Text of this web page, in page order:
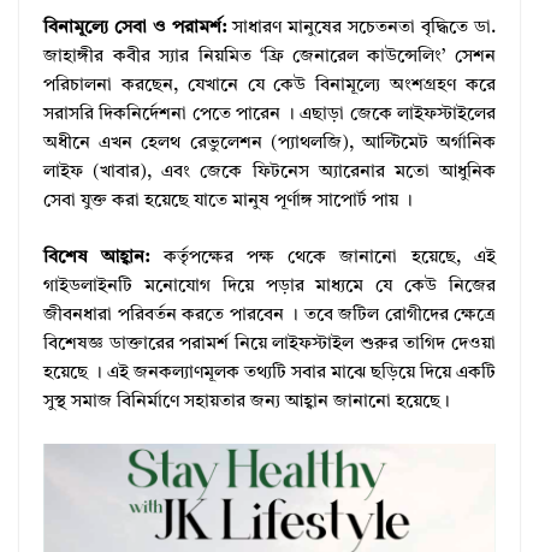
বিনামূল্যে সেবা ও পরামর্শ:সাধারণ মানুষের সচেতনতা বৃদ্ধিতে ডা.
জাহাঙ্গীর কবীর স্যার নিয়মিত ‘ফ্রি জেনারেল কাউন্সেলিং’ সেশন
পরিচালনা করছেন, যেখানে যে কেউ বিনামূল্যে অংশগ্রহণ করে
সরাসরি দিকনির্দেশনা পেতে পারেন ।এছাড়া জেকে লাইফস্টাইলের
অধীনে এখন হেলথ রেভুলেশন (প্যাথলজি), আল্টিমেট অর্গানিক
লাইফ (খাবার), এবং জেকে ফিটনেস অ্যারেনার মতো আধুনিক
সেবা যুক্ত করা হয়েছে যাতে মানুষ পূর্ণাঙ্গ সাপোর্ট পায় ।
বিশেষ আহ্বান:
কর্তৃপক্ষের পক্ষ থেকে জানানো হয়েছে, এই
গাইডলাইনটি মনোযোগ দিয়ে পড়ার মাধ্যমে যে কেউ নিজের
জীবনধারা পরিবর্তন করতে পারবেন
।তবে জটিল রোগীদের ক্ষেত্রে
বিশেষজ্ঞ ডাক্তারের পরামর্শ নিয়ে লাইফস্টাইল শুরুর তাগিদ দেওয়া
হয়েছে
। এই জনকল্যাণমূলক তথ্যটি সবার মাঝে ছড়িয়ে দিয়ে একটি
সুস্থ সমাজ বিনির্মাণে সহায়তার জন্য আহ্বান জানানো হয়েছে।